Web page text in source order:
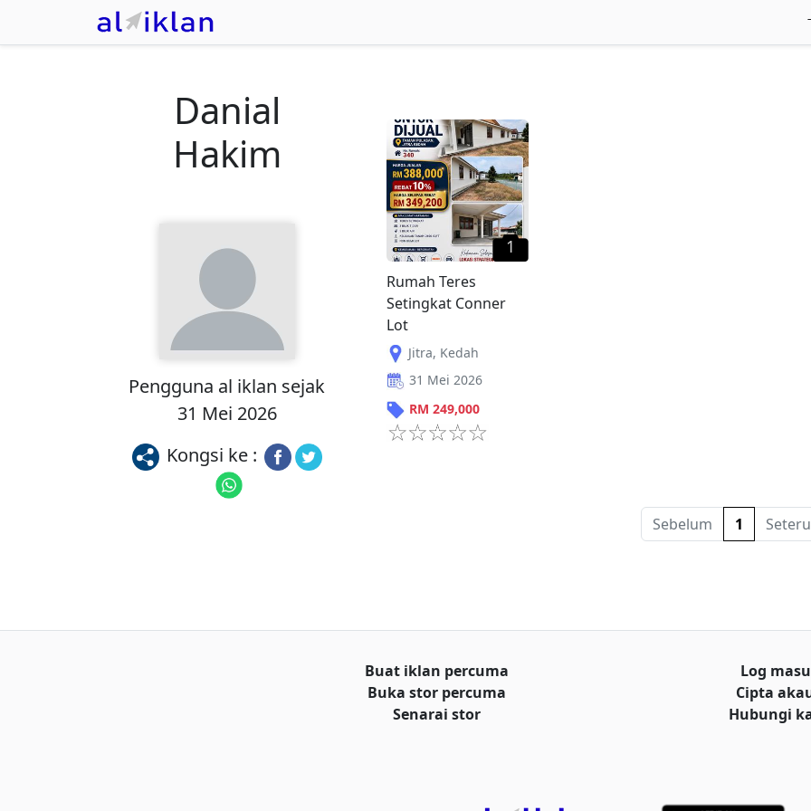
Danial
Hakim
Pengguna al iklan sejak
31 Mei 2026
Kongsi ke :
1
Rumah Teres
Setingkat Conner
Lot
Jitra, Kedah
31 Mei 2026
RM 249,000
Sebelum 1
Buat iklan percuma
Buka stor percuma
Senarai stor
Log
Cipta
Hubungi